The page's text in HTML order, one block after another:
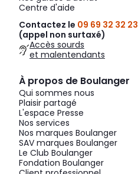
Centre d'aide
Contactez le 09 69 32 32 23
(appel non surtaxé)
Accès sourds
et malentendants
À propos de Boulanger
Qui sommes nous
Plaisir partagé
L'espace Presse
Nos services
Nos marques Boulanger
SAV marques Boulanger
Le Club Boulanger
Fondation Boulanger